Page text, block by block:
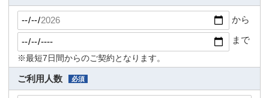
から
まで
※最短7日間からのご契約となります。
ご利用人数 必須